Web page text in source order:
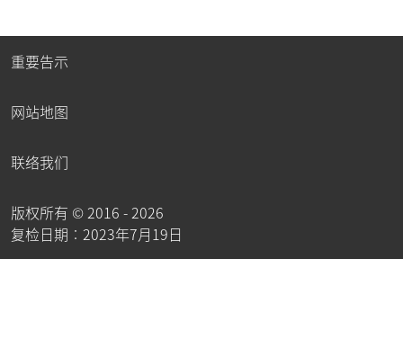
重要告示
网站地图
联络我们
版权所有 ©2016 - 2026
复检日期︰2023年7月19日